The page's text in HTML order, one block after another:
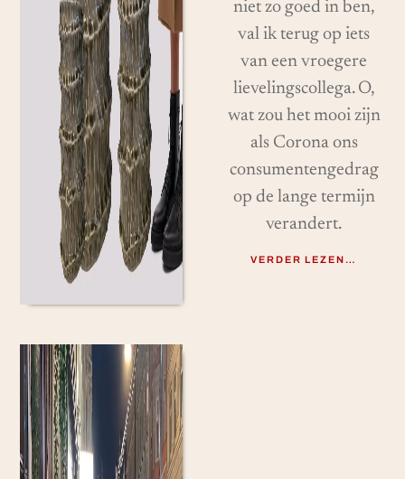
niet zo goed in ben,
val ik terug op iets
van een vroegere
lievelingscollega. O,
wat zou het mooi zijn
als Corona ons
consumentengedrag
op de lange termijn
verandert.
VERDER LEZEN…